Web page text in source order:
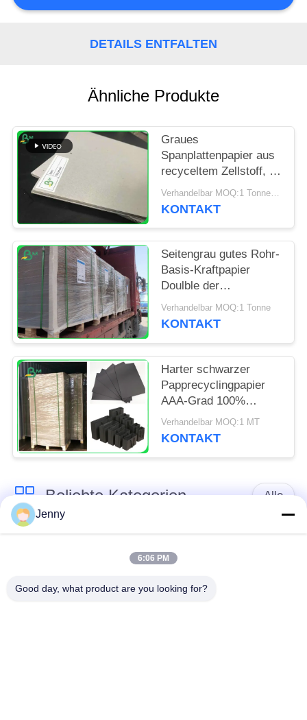
POLICY
DETAILS ENTFALTEN
Ähnliche Produkte
Graues
Spanplattenpapier aus
recyceltem Zellstoff, 70
x 100 cm, 1 mm, 1,5
mm, 2 mm, graue
Verhandelbar MOQ:1 Tonne für Sondergröße u. 10 Tonnen für Standardgröße
KONTAKT
Seitengrau gutes Rohr-
Basis-Kraftpapier
Doulble der
Spannungs-250gsm
350gsm
Verhandelbar MOQ:1 Tonne
KONTAKT
Harter schwarzer
Papprecyclingpapier
AAA-Grad 100%
1,5/2.0mm für
Handtaschen
Verhandelbar MOQ:1 MT
KONTAKT
Beliebte Kategorien Alle
Kraftpapierrolle
Jenny
6:06 PM
Good day, what product are you looking for?